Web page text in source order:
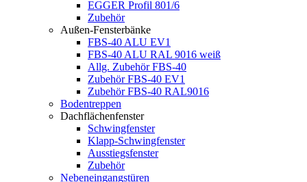
EGGER Profil 801/6
Zubehör
Außen-Fensterbänke
FBS-40 ALU EV1
FBS-40 ALU RAL 9016 weiß
Allg. Zubehör FBS-40
Zubehör FBS-40 EV1
Zubehör FBS-40 RAL9016
Bodentreppen
Dachflächenfenster
Schwingfenster
Klapp-Schwingfenster
Ausstiegsfenster
Zubehör
Nebeneingangstüren